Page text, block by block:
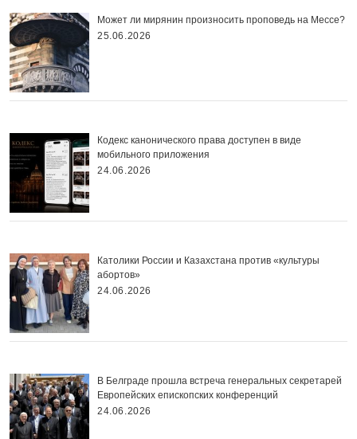
Может ли мирянин произносить проповедь на Мессе?
25.06.2026
Кодекс канонического права доступен в виде
мобильного приложения
24.06.2026
Католики России и Казахстана против «культуры
абортов»
24.06.2026
В Белграде прошла встреча генеральных секретарей
Европейских епископских конференций
24.06.2026